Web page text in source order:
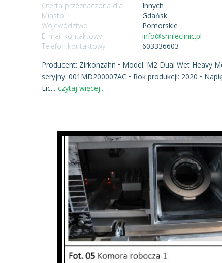
Oferta przeznaczona dla
Innych
Miasto
Gdańsk
Województwo
Pomorskie
E-mail kontaktowy
info@smileclinic.pl
Telefon kontaktowy
603336603
Producent: Zirkonzahn • Model: M2 Dual Wet Heavy
seryjny: 001MD200007AC • Rok produkcji: 2020 •
Lic... czytaj więcej...